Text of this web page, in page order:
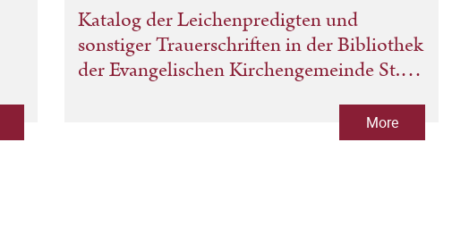
Katalog der Leichenpredigten und
sonstiger Trauerschriften in der Bibliothek
der Evangelischen Kirchengemeinde St.
More